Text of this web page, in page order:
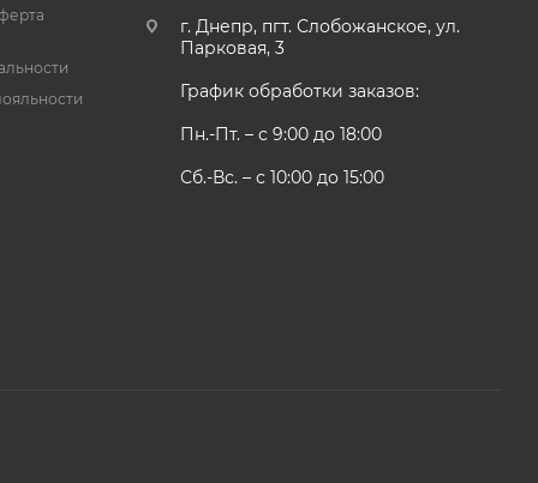
г. Днепр, пгт. Слобожанское, ул.
Парковая, 3
График обработки заказов:
Пн.-Пт. – с 9:00 до 18:00
Сб.-Вс. – с 10:00 до 15:00